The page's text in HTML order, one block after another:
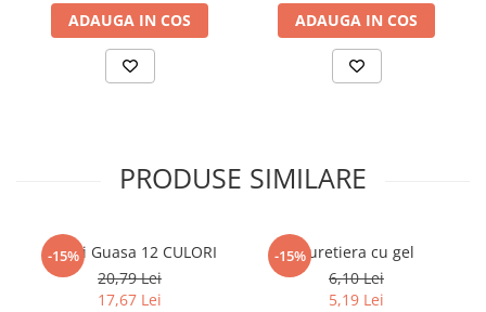
ADAUGA IN COS ADAUGA IN COS
PRODUSE SIMILARE
-15%
Culori Guasa 12 CULORI
20,79 Lei
17,67 Lei
-15%Buretiera cu gel
6,10 Lei
5,19 Lei